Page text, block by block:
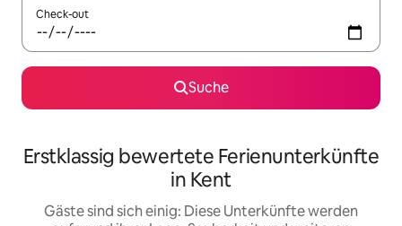
Check-out
Suche
Erstklassig bewertete Ferienunterkünfte
in Kent
Gäste sind sich einig: Diese Unterkünfte werden